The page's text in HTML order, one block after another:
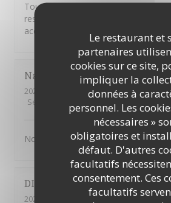
Le restaurant et
partenaires
cookies sur ce site,
impliquer la
données à
personnel. Les
nécessaires »
obligatoires et
défaut. D'autres
facultatifs
consentement. Ces
facultatifs
Toujours aussi bon et bon accueil…
restaurant il y’a quelques temps et
accro. Merci pour l’accueil et le
Nathalie
2024-02-18
- 12:30 - Couverts 6
Service
: /5 Cuisine:
Nous nous sommes régalé. Excellent
DIDIER
2024-01-12
- 19:15 - Couverts 2